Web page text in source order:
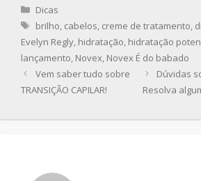
Categorias
Dicas
Tags
brilho cabelos creme de tratamento
Evelyn Regly hidratação hidratação
lançamento Novex Novex É do babado
Vem saber tudo sobre
TRANSIÇÃO CAPILAR!
Dúvidas
Resolva